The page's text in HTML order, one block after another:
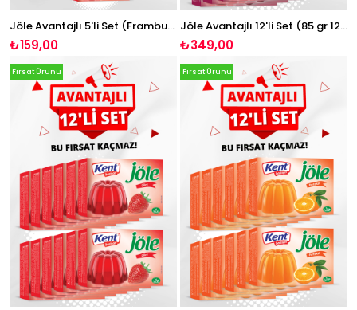
Jöle Avantajlı 5'li Set (Frambuaz-Muz-Vişne-Portakal-Çilek)
₺159,00
Jöle Avantajlı 12'li Set (85 gr 12 Adet Vişne Jöle)
₺349,00
Fırsat Ürünü Fırsat Ürünü